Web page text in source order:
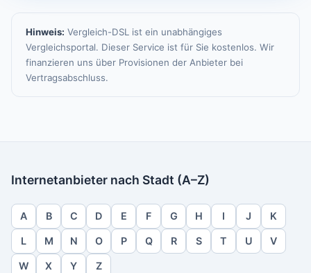
Hinweis: Vergleich-DSL ist ein unabhängiges
Vergleichsportal. Dieser Service ist für Sie kostenlos. Wir
finanzieren uns über Provisionen der Anbieter bei
Vertragsabschluss.
Internetanbieter nach Stadt (A–Z)
A B C D E F G H I J K
L M N O P Q R S T U V
W X Y Z